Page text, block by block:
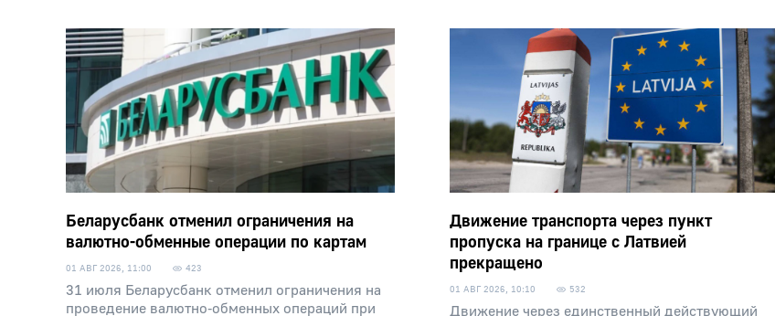
Беларусбанк отменил ограничения на
валютно-обменные операции по картам
01 АВГ 2026, 11:00 423
31 июля Беларусбанк отменил ограничения на
проведение валютно‑обменных операций при
Движение транспорта через пункт
пропуска на границе с Латвией
прекращено
01 АВГ 2026, 10:10 532
Движение через единственный действующий